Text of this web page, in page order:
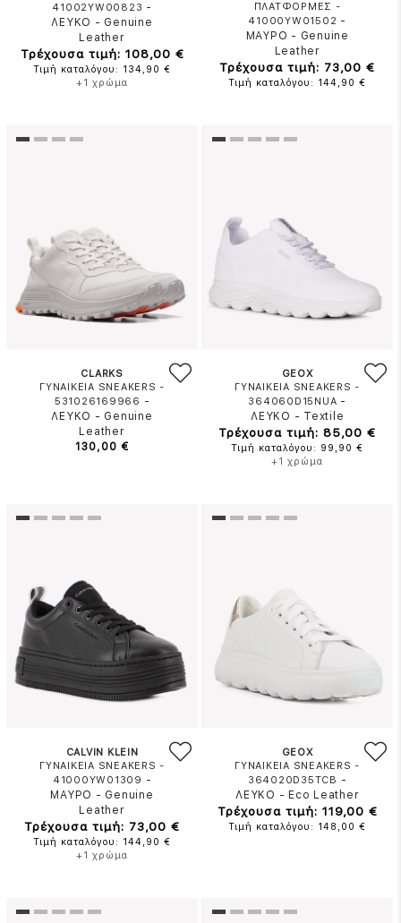
41002YW00823 -
ΛΕΥΚΟ - Genuine
Leather
Τρέχουσα τιμή: 108,00 €
Τιμή καταλόγου: 134,90 €
+1 χρώμα
ΠΛΑΤΦΟΡΜΕΣ -
41000YW01502 -
ΜΑΥΡΟ - Genuine
Leather
Τρέχουσα τιμή: 73,00 €
Τιμή καταλόγου: 144,90 €
CLARKS
ΓΥΝΑΙΚΕΙΑ SNEAKERS -
531026169966 -
ΛΕΥΚΟ - Genuine
Leather
130,00 €
GEOX
ΓΥΝΑΙΚΕΙΑ SNEAKERS -
364060D15NUA -
ΛΕΥΚΟ - Textile
Τρέχουσα τιμή: 85,00 €
Τιμή καταλόγου: 99,90 €
+1 χρώμα
CALVIN KLEIN
ΓΥΝΑΙΚΕΙΑ SNEAKERS -
41000YW01309 -
ΜΑΥΡΟ - Genuine
Leather
Τρέχουσα τιμή: 73,00 €
Τιμή καταλόγου: 144,90 €
+1 χρώμα
GEOX
ΓΥΝΑΙΚΕΙΑ SNEAKERS -
364020D35TCB -
ΛΕΥΚΟ - Eco Leather
Τρέχουσα τιμή: 119,00 €
Τιμή καταλόγου: 148,00 €